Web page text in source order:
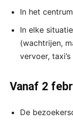
In het
In elke
(wachtrijen,
vervoer,
Vanaf 2
De